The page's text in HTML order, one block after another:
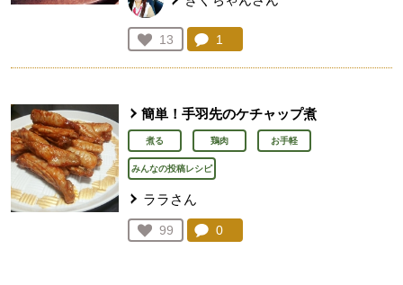
お気に入り登録：
13
人が登録
コメント：
1
簡単！手羽先のケチャップ煮
煮る 鶏肉 お手軽
みんなの投稿レシピ
ララさん
お気に入り登録：
99
人が登録
コメント：
0